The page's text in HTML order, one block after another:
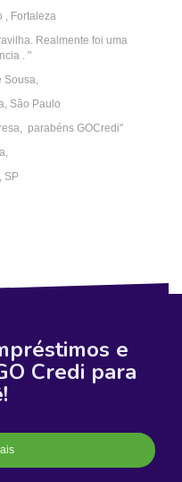
, Fortaleza
Realmente foi uma
. "
Sousa,
São Paulo
parabéns GOCredi"
SP
e
Credi para